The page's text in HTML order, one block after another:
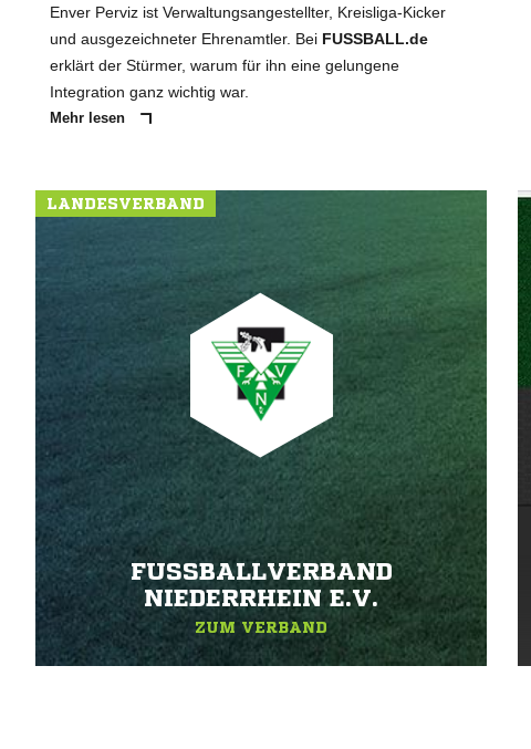
Enver Perviz ist Verwaltungsangestellter, Kreisliga-Kicker
und ausgezeichneter Ehrenamtler. Bei FUSSBALL.de
erklärt der Stürmer, warum für ihn eine gelungene
Integration ganz wichtig war.
Mehr lesen
LANDESVERBAND
FUSSBALLVERBAND N
IEDERRHEIN E.V.
ZUM VERBAND